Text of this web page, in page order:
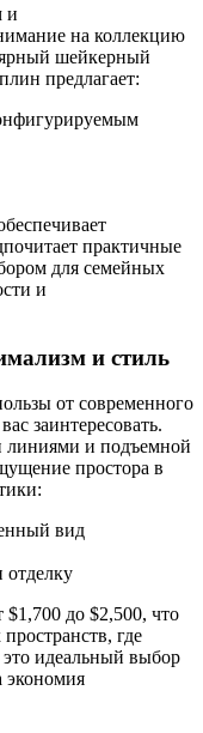
и
на коллекцию
шейкерный
предлагает:
практичные
для семейных
и
и стиль
от современного
заинтересовать.
линиями и подъемной
простора в
вид
до $2,500, что
где
идеальный выбор
экономия